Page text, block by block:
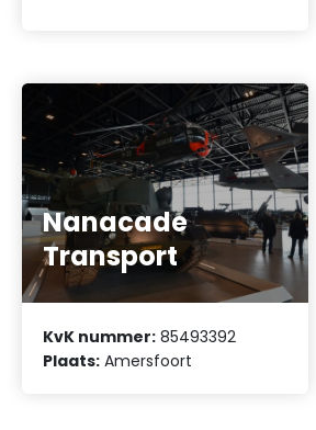
Nanacade
Transport
KvK nummer: 85493392
Plaats: Amersfoort